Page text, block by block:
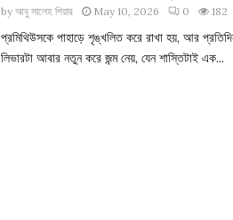
byআবু সালেহ পিয়ার May 10, 2026 0 182
প্রমিথিউসকে পাহাড়ে শৃঙ্খলিত করে রাখা হয়, আর
লিভারটা আবার নতুন করে জন্ম নেয়, যেন শাস্তিটাই এক...